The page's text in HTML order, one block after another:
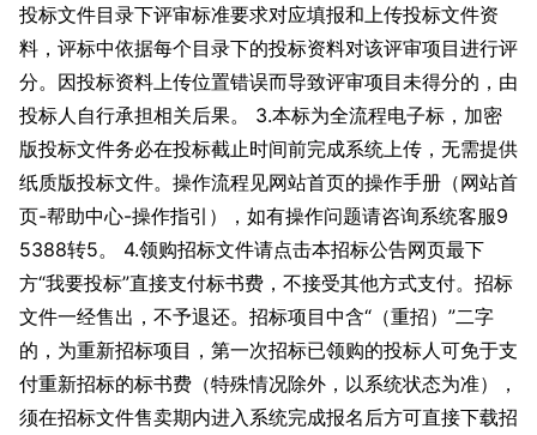
投标文件目录下评审标准要求对应填报和上传投标文件资
料，评标中依据每个目录下的投标资料对该评审项目进行评
分。因投标资料上传位置错误而导致评审项目未得分的，由
投标人自行承担相关后果。 3.本标为全流程电子标，加密
版投标文件务必在投标截止时间前完成系统上传，无需提供
纸质版投标文件。操作流程见网站首页的操作手册（网站首
页-帮助中心-操作指引），如有操作问题请咨询系统客服9
5388转5。 4.领购招标文件请点击本招标公告网页最下
方“我要投标”直接支付标书费，不接受其他方式支付。招标
文件一经售出，不予退还。招标项目中含“（重招）”二字
的，为重新招标项目，第一次招标已领购的投标人可免于支
付重新招标的标书费（特殊情况除外，以系统状态为准），
须在招标文件售卖期内进入系统完成报名后方可直接下载招